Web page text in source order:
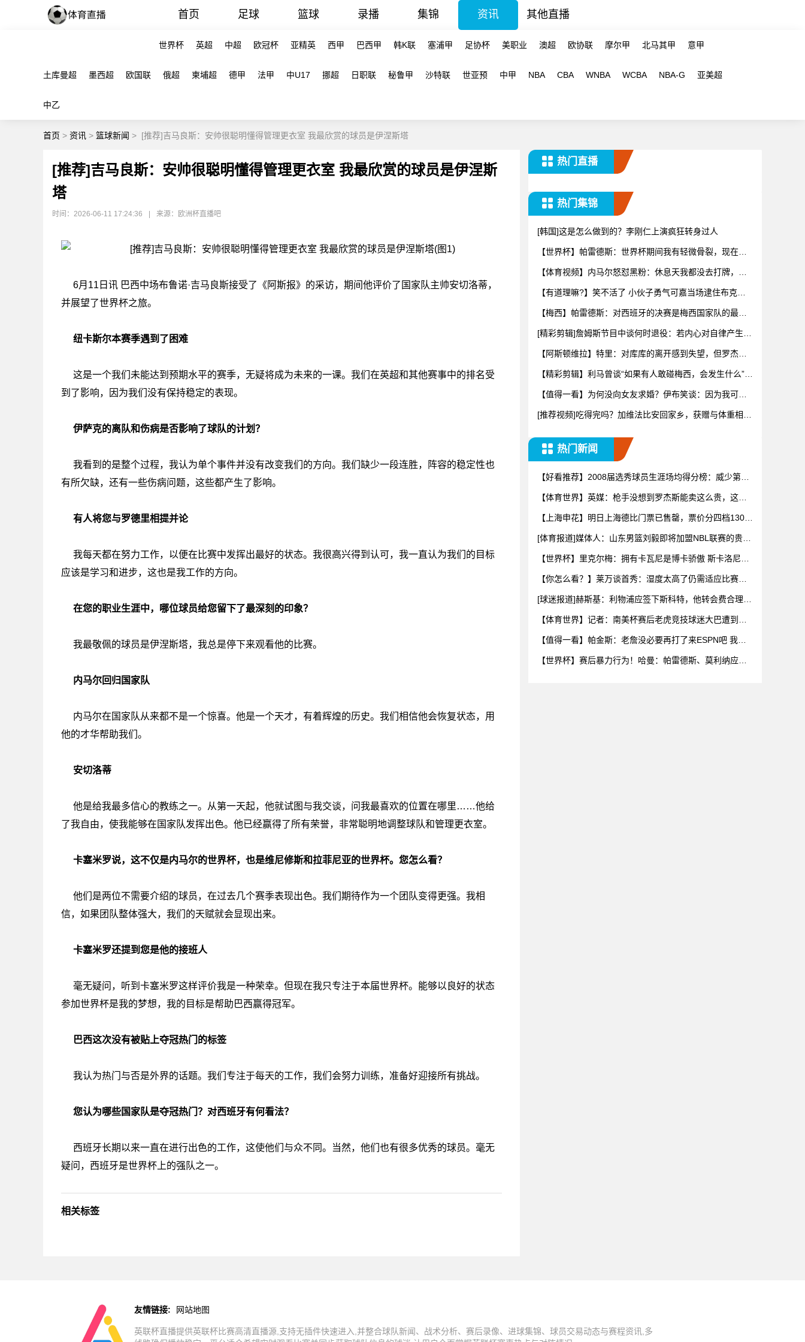
首页 足球 篮球 录播 集锦 资讯 其他直播
世界杯 英超 中超 欧冠杯 亚精英 西甲 巴西甲 韩K联 塞浦甲 足协杯 美职业 澳超 欧协联 摩尔甲 北马其甲 意甲
土库曼超 墨西超 欧国联 俄超 柬埔超 德甲 法甲 中U17 挪超 日职联 秘鲁甲 沙特联 世亚预 中甲 NBA CBA WNBA WCBA NBA-G 亚美超
中乙
首页 > 资讯 > 篮球新闻 > [推荐]吉马良斯：安帅很聪明懂得管理更衣室 我最欣赏的球员是伊涅斯塔
[推荐]吉马良斯：安帅很聪明懂得管理更衣室 我最欣赏的球员是伊涅斯
塔
时间：2026-06-11 17:24:36 来源：欧洲杯直播吧
6月11日讯 巴西中场布鲁诺·吉马良斯接受了《阿斯报》的采访，期间他评价了国家队主帅安切洛蒂，
并展望了世界杯之旅。
纽卡斯尔本赛季遇到了困难
这是一个我们未能达到预期水平的赛季，无疑将成为未来的一课。我们在英超和其他赛事中的排名受
到了影响，因为我们没有保持稳定的表现。
伊萨克的离队和伤病是否影响了球队的计划？
我看到的是整个过程，我认为单个事件并没有改变我们的方向。我们缺少一段连胜，阵容的稳定性也
有所欠缺，还有一些伤病问题，这些都产生了影响。
有人将您与罗德里相提并论
我每天都在努力工作，以便在比赛中发挥出最好的状态。我很高兴得到认可，我一直认为我们的目标
应该是学习和进步，这也是我工作的方向。
在您的职业生涯中，哪位球员给您留下了最深刻的印象？
我最敬佩的球员是伊涅斯塔，我总是停下来观看他的比赛。
内马尔回归国家队
内马尔在国家队从来都不是一个惊喜。他是一个天才，有着辉煌的历史。我们相信他会恢复状态，用
他的才华帮助我们。
安切洛蒂
他是给我最多信心的教练之一。从第一天起，他就试图与我交谈，问我最喜欢的位置在哪里……他给
了我自由，使我能够在国家队发挥出色。他已经赢得了所有荣誉，非常聪明地调整球队和管理更衣室。
卡塞米罗说，这不仅是内马尔的世界杯，也是维尼修斯和拉菲尼亚的世界杯。您怎么看？
他们是两位不需要介绍的球员，在过去几个赛季表现出色。我们期待作为一个团队变得更强。我相
信，如果团队整体强大，我们的天赋就会显现出来。
卡塞米罗还提到您是他的接班人
毫无疑问，听到卡塞米罗这样评价我是一种荣幸。但现在我只专注于本届世界杯。能够以良好的状态
参加世界杯是我的梦想，我的目标是帮助巴西赢得冠军。
巴西这次没有被贴上夺冠热门的标签
我认为热门与否是外界的话题。我们专注于每天的工作，我们会努力训练，准备好迎接所有挑战。
您认为哪些国家队是夺冠热门？对西班牙有何看法？
西班牙长期以来一直在进行出色的工作，这使他们与众不同。当然，他们也有很多优秀的球员。毫无
疑问，西班牙是世界杯上的强队之一。
相关标签
热门直播
热门集锦
[韩国]这是怎么做到的？李刚仁上演疯狂转身过人
【世界杯】帕雷德斯：世界杯期间我有轻微骨裂，现在好
【体育视频】内马尔怒怼黑粉：休息天我都没去打牌，别
【有道理嘛?】笑不活了 小伙子勇气可嘉当场逮住布克开
【梅西】帕雷德斯：对西班牙的决赛是梅西国家队的最后
[精彩剪辑]詹姆斯节目中谈何时退役：若内心对自律产生抗
【阿斯顿维拉】特里：对库库的离开感到失望，但罗杰斯
【精彩剪辑】利马曾谈“如果有人敢碰梅西，会发生什么”：
【值得一看】为何没向女友求婚？伊布笑谈：因为我可不
[推荐视频]吃得完吗？加维法比安回家乡，获赠与体重相等
热门新闻
【好看推荐】2008届选秀球员生涯场均得分榜：威少第一
【体育世界】英媒：枪手没想到罗杰斯能卖这么贵，这似
【上海申花】明日上海德比门票已售罄，票价分四档130
[体育报道]媒体人：山东男篮刘毅即将加盟NBL联赛的贵州
【世界杯】里克尔梅：拥有卡瓦尼是博卡骄傲 斯卡洛尼是
【你怎么看？】莱万谈首秀：湿度太高了仍需适应比赛环
[球迷报道]赫斯基：利物浦应签下斯科特，他转会费合理且
【体育世界】记者：南美杯赛后老虎竞技球迷大巴遭到枪
【值得一看】帕金斯：老詹没必要再打了来ESPN吧 我们
【世界杯】赛后暴力行为！哈曼：帕雷德斯、莫利纳应被
友情链接: 网站地图
英联杯直播提供英联杯比赛高清直播源,支持无插件快速进入,并整合球队新闻、战术分析、赛后录像、进球集锦、球员交易动态与赛程资讯,多